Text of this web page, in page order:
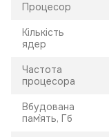
Процесор
Кількість
ядер
Частота
процесора
Вбудована
пам`ять, Гб